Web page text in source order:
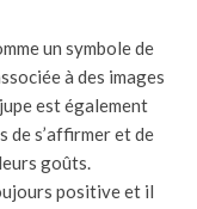
un symbole de
à des images
est également
de s’affirmer et de
goûts.
positive et il